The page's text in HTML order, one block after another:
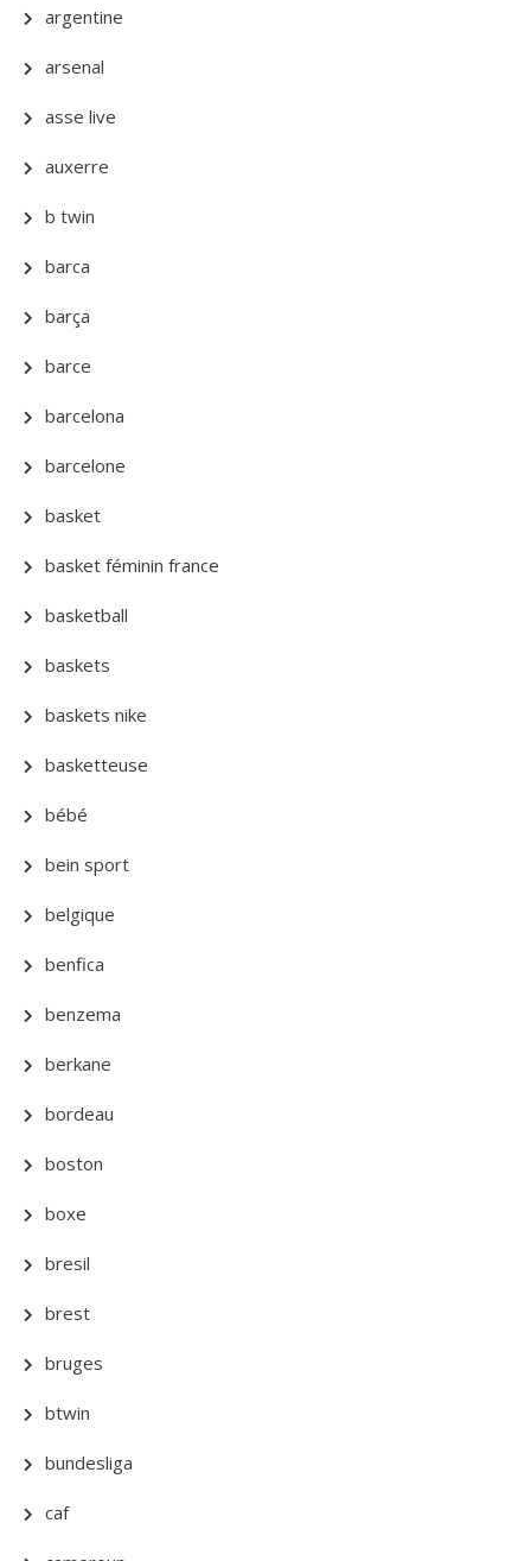
argentine
arsenal
asse live
auxerre
b twin
barca
barça
barce
barcelona
barcelone
basket
basket féminin france
basketball
baskets
baskets nike
basketteuse
bébé
bein sport
belgique
benfica
benzema
berkane
bordeau
boston
boxe
bresil
brest
bruges
btwin
bundesliga
caf